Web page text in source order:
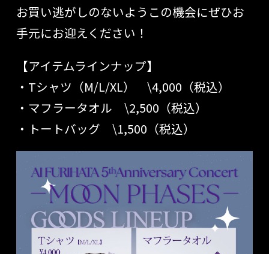
お買い逃がしのないようこの機会にぜひお
手元にお迎えください！
【アイテムラインナップ】
・Tシャツ（M/L/XL） \4,000（税込）
・マフラータオル \2,500（税込）
・トートバッグ \1,500（税込）